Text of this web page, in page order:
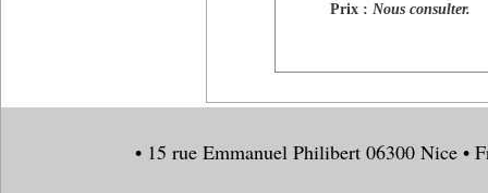
Prix : Nous consulter.
• 15 rue Emmanuel Philibert 06300 Nice •